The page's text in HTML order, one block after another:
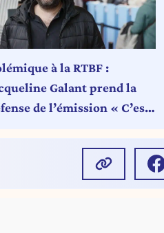
à la RTBF :
Galant prend la
de l’émission « C’est